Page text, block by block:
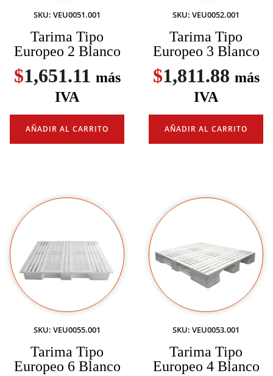
SKU: VEU0051.001
Tarima Tipo
Europeo 2 Blanco
$1,651.11 más
IVA
AÑADIR AL CARRITO
SKU: VEU0052.001
Tarima Tipo
Europeo 3 Blanco
$1,811.88 más
IVA
AÑADIR AL CARRITO
SKU: VEU0055.001
Tarima Tipo
Europeo 6 Blanco
SKU: VEU0053.001
Tarima Tipo
Europeo 4 Blanco